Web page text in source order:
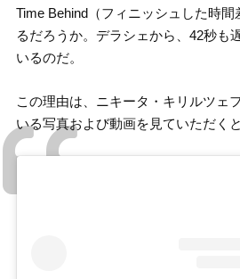
Time Behind（フィニッシュした時
るだろうか。デラシェから、42秒も
いるのだ。
この理由は、ニキータ・キリルツェ
いる写真および動画を見ていただく